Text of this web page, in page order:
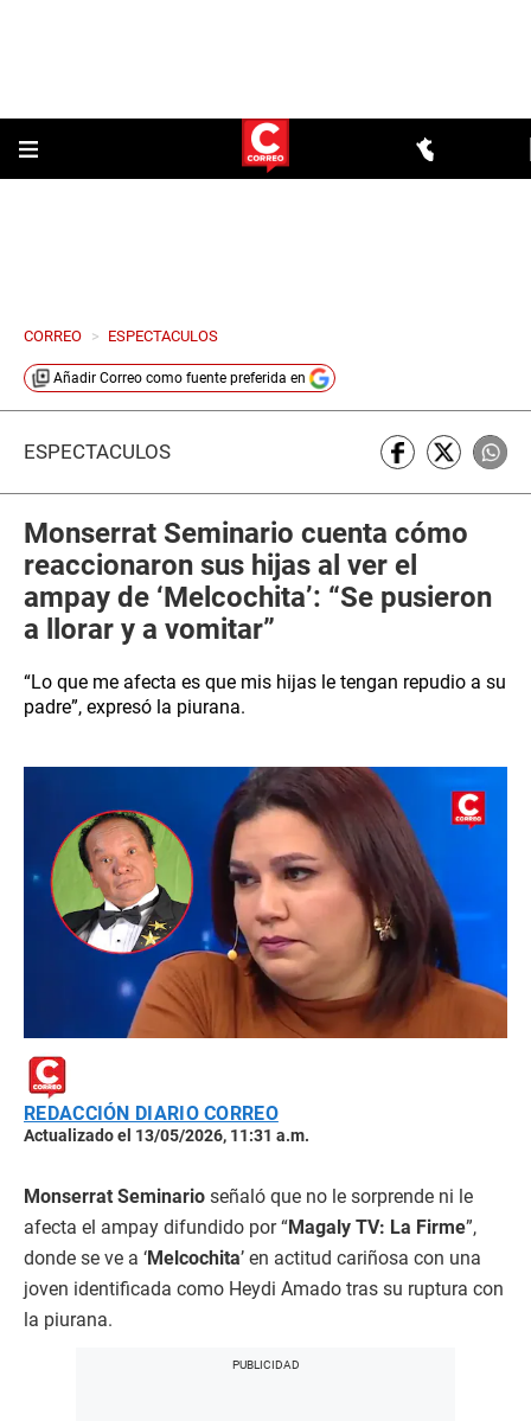
CORREO > ESPECTACULOS
Añadir Correo como fuente preferida en
ESPECTÁCULOS
Monserrat Seminario cuenta cómo
reaccionaron sus hijas al ver el
ampay de ‘Melcochita’: “Se pusieron
a llorar y a vomitar”
“Lo que me afecta es que mis hijas le tengan repudio a su
padre”, expresó la piurana.
REDACCIÓN DIARIO CORREO
Actualizado el 13/05/2026, 11:31 a.m.
Monserrat Seminario señaló que no le sorprende ni le
afecta el ampay difundido por “Magaly TV: La Firme”,
donde se ve a ‘Melcochita’ en actitud cariñosa con una
joven identificada como Heydi Amado tras su ruptura con
la piurana.